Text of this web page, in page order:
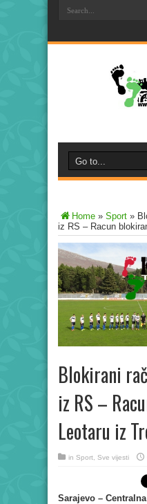
Home » Sport »
iz RS – Racun
Blokirani
iz RS –
Leotaru iz
in Sport Sve vijesti
Sarajevo –